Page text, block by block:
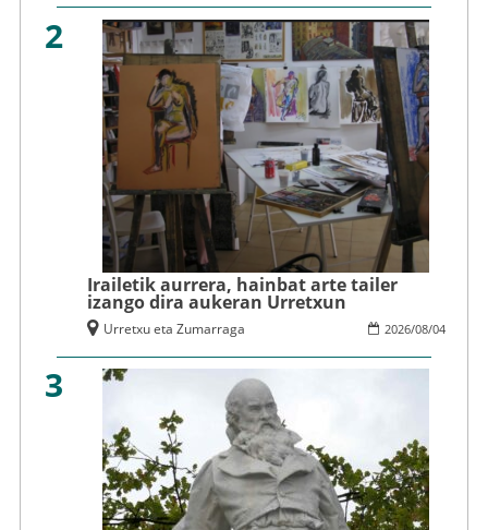
2
Irailetik aurrera, hainbat arte tailer
izango dira aukeran Urretxun
2026/08/04
Urretxu eta Zumarraga
3